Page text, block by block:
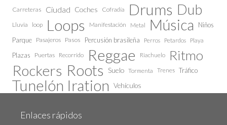
Carreteras Ciudad Coches Cofradía Drums Dub
Lluvia loop Loops Manifestación Metal Música
Niños
Parque Pasajeros Pasos Percusión brasileña Perros Petardos Playa
Plazas Puertas Recorrido Reggae Riachuelo Ritmo
Rockers Roots Suelo Tormenta Trenes Tráfico
Tunelón Iration Vehículos
Enlaces rápidos